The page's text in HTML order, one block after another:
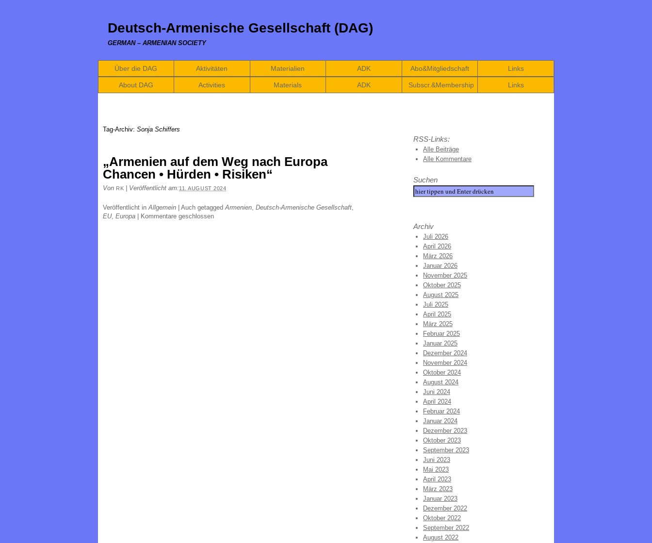
Deutsch-Armenische Gesellschaft (DAG)
GERMAN – ARMENIAN SOCIETY
Über die DAG Aktivitäten Materialien ADK Abo&Mitgliedschaft Links
About DAG Activities Materials ADK Subscr.&Membership Links
Tag-Archiv: Sonja Schiffers
„Armenien auf dem Weg nach Europa
Chancen • Hürden • Risiken“
Von RK Veröffentlicht am:11. AUGUST 2024
Veröffentlicht inAllgemein Auch getaggedArmenien, Deutsch-Armenische Gesellschaft,
EU, Europa Kommentare geschlossen
RSS-Links:
Alle Beiträge
Alle Kommentare
Suchen
Archiv
Juli 2026
April 2026
März 2026
Januar 2026
November 2025
Oktober 2025
August 2025
Juli 2025
April 2025
März 2025
Februar 2025
Januar 2025
Dezember 2024
November 2024
Oktober 2024
August 2024
Juni 2024
April 2024
Februar 2024
Januar 2024
Dezember 2023
Oktober 2023
September 2023
Juni 2023
Mai 2023
April 2023
März 2023
Januar 2023
Dezember 2022
Oktober 2022
September 2022
August 2022